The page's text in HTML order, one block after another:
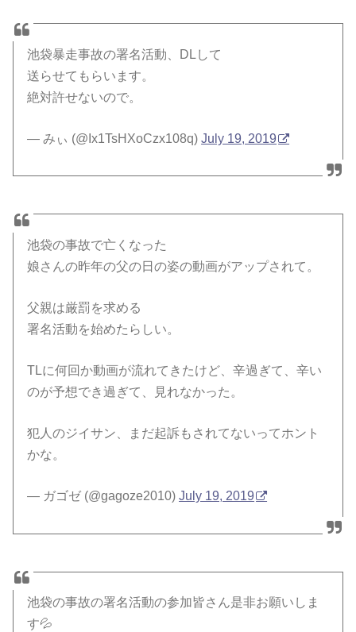
池袋暴走事故の署名活動、DLして
送らせてもらいます。
絶対許せないので。
— みぃ (@Ix1TsHXoCzx108q)July 19, 2019
池袋の事故で亡くなった
娘さんの昨年の父の日の姿の動画がアップされて。
父親は厳罰を求める
署名活動を始めたらしい。
TLに何回か動画が流れてきたけど、辛過ぎて、辛い
のが予想でき過ぎて、見れなかった。
犯人のジイサン、まだ起訴もされてないってホント
かな。
— ガゴゼ (@gagoze2010)July 19, 2019
池袋の事故の署名活動の参加皆さん是非お願いしま
す💦